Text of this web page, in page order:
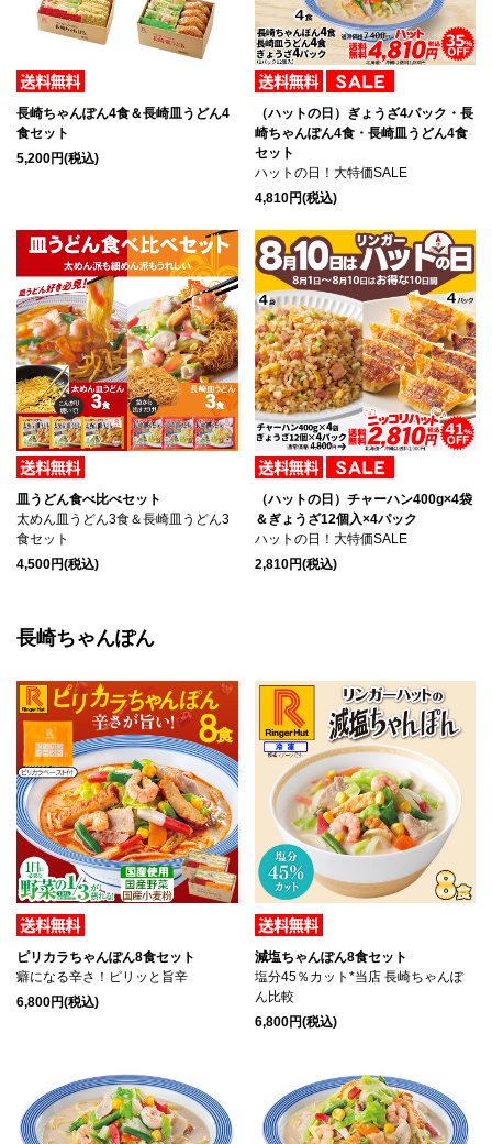
長崎ちゃんぽん4食＆長崎皿うどん4
食セット
5,200円(税込)
（ハットの日）ぎょうざ4パック・長
崎ちゃんぽん4食・長崎皿うどん4食
セット
ハットの日！大特価SALE
4,810円(税込)
皿うどん食べ比べセット
太めん皿うどん3食＆長崎皿うどん3
食セット
4,500円(税込)
（ハットの日）チャーハン400g×4袋
＆ぎょうざ12個入×4パック
ハットの日！大特価SALE
2,810円(税込)
長崎ちゃんぽん
ピリカラちゃんぽん8食セット
癖になる辛さ！ピリッと旨辛
6,800円(税込)
減塩ちゃんぽん8食セット
塩分45％カット*当店 長崎ちゃんぽ
ん比較
6,800円(税込)